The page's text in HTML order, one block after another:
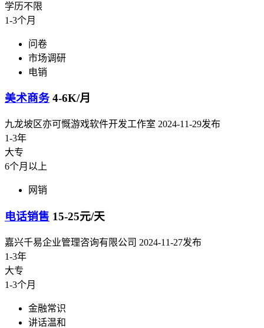
学历不限
1-3个月
问卷
市场调研
电销
美术商务 4-6K/月
九龙坡区亦可慨游戏软件开发工作室 2024-11-29发布
1-3年
大专
6个月以上
网销
电话销售 15-25元/天
嘉兴千易企业管理咨询有限公司 2024-11-27发布
1-3年
大专
1-3个月
金融常识
讲话温和